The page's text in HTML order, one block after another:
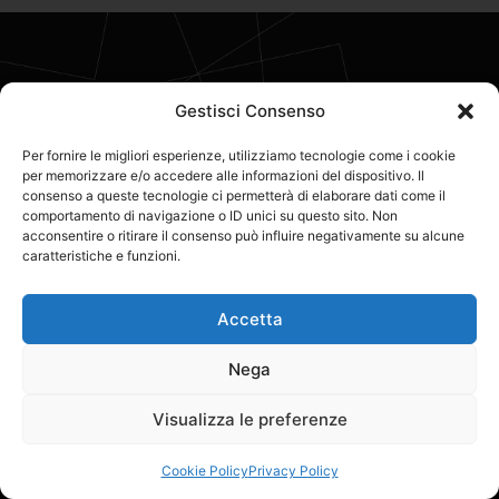
Gestisci Consenso
Per fornire le migliori esperienze, utilizziamo tecnologie come i cookie
per memorizzare e/o accedere alle informazioni del dispositivo. Il
consenso a queste tecnologie ci permetterà di elaborare dati come il
comportamento di navigazione o ID unici su questo sito. Non
acconsentire o ritirare il consenso può influire negativamente su alcune
caratteristiche e funzioni.
Accetta
Nega
Visualizza le preferenze
Cookie PolicyPrivacy Policy